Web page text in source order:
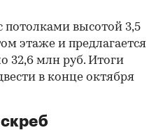
потолками высотой 3,5
этаже и предлагается
32,6 млн руб. Итоги
в конце октября